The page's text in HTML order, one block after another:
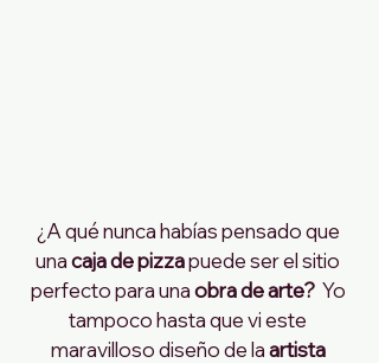
¿A qué nunca habías pensado que
una caja de pizza puede ser el sitio
perfecto para una obra de arte?
  Yo
tampoco hasta que vi este
maravilloso diseño de la artista